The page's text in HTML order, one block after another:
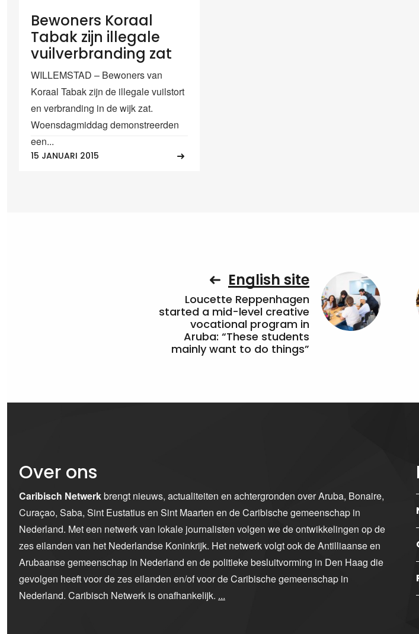
Bewoners Koraal
Tabak zijn illegale
vuilverbranding zat
WILLEMSTAD – Bewoners van
Koraal Tabak zijn de illegale vuilstort
en verbranding in de wijk zat.
Woensdagmiddag demonstreerden
een...
15 JANUARI 2015
English site
Loucette Reppenhagen
started a mid-level creative
vocational program in
Aruba: “These students
mainly want to do things”
Over ons
Caribisch Netwerkbrengt nieuws, actualiteiten en achtergronden over Aruba, Bonaire,
Curaçao, Saba, Sint Eustatius en Sint Maarten en de Caribische gemeenschap in
Nederland. Met een netwerk van lokale journalisten volgen we de ontwikkelingen op de
zes eilanden van het Nederlandse Koninkrijk. Het netwerk volgt ook de Antilliaanse en
Arubaanse gemeenschap in Nederland en de politieke besluitvorming in Den Haag die
gevolgen heeft voor de zes eilanden en/of voor de Caribische gemeenschap in
Nederland. Caribisch Netwerk is onafhankelijk. ...